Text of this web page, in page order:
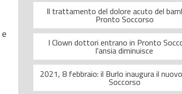
Il trattamento del dolore acuto del
Pronto Soccorso
I Clown dottori entrano in Pronto
l'ansia diminuisce
2021, 8 febbraio: il Burlo inaugura il
Soccorso